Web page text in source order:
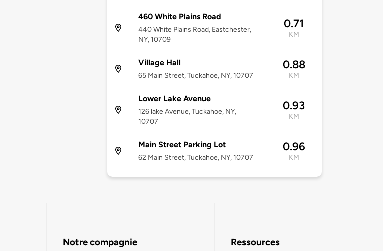
460 White Plains Road
440 White Plains Road, Eastchester,
NY, 10709
0.71
KM
Village Hall
65 Main Street, Tuckahoe, NY, 10707
0.88
KM
Lower Lake Avenue
126 lake Avenue, Tuckahoe, NY,
10707
0.93
KM
Main Street Parking Lot
62 Main Street, Tuckahoe, NY, 10707
0.96
KM
Notre compagnie Ressources